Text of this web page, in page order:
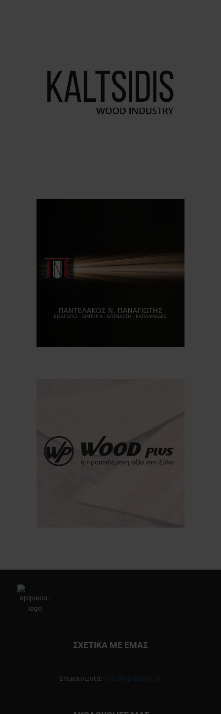
ΣΧΕΤΙΚΑ ΜΕ ΕΜΑΣ
Επικοινωνία: info@epipleon.gr